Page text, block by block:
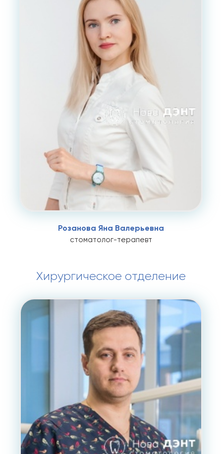
Розанова Яна Валерьевна
стоматолог-терапевт
Хирургическое отделение